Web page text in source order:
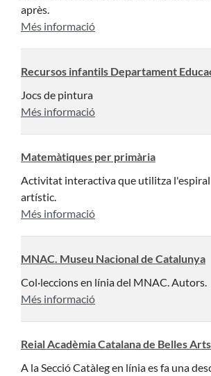
après.
Més informació
Recursos infantils Departament
Jocs de pintura
Més informació
Matemàtiques per primària
Activitat interactiva que utilitza l'espiral
artístic.
Més informació
MNAC. Museu Nacional de Catalunya
Col·leccions en línia del MNAC. Autors.
Més informació
Reial Acadèmia Catalana de Belles
A la Secció Catàleg en línia es fa una